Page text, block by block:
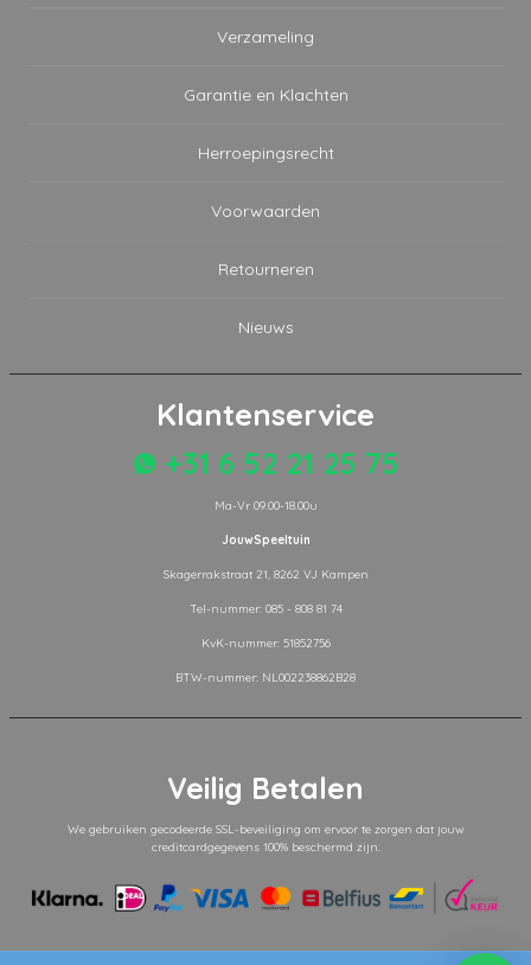
Verzameling
Garantie en Klachten
Herroepingsrecht
Voorwaarden
Retourneren
Nieuws
Klantenservice
+31 6 52 21 25 75
Ma-Vr 09.00-18.00u
JouwSpeeltuin
Skagerrakstraat 21, 8262 VJ Kampen
Tel-nummer: 085 - 808 81 74
KvK-nummer: 51852756
BTW-nummer: NL002238862B28
Veilig Betalen
We gebruiken gecodeerde SSL-beveiliging om ervoor te zorgen dat jouw
creditcardgegevens 100% beschermd zijn.